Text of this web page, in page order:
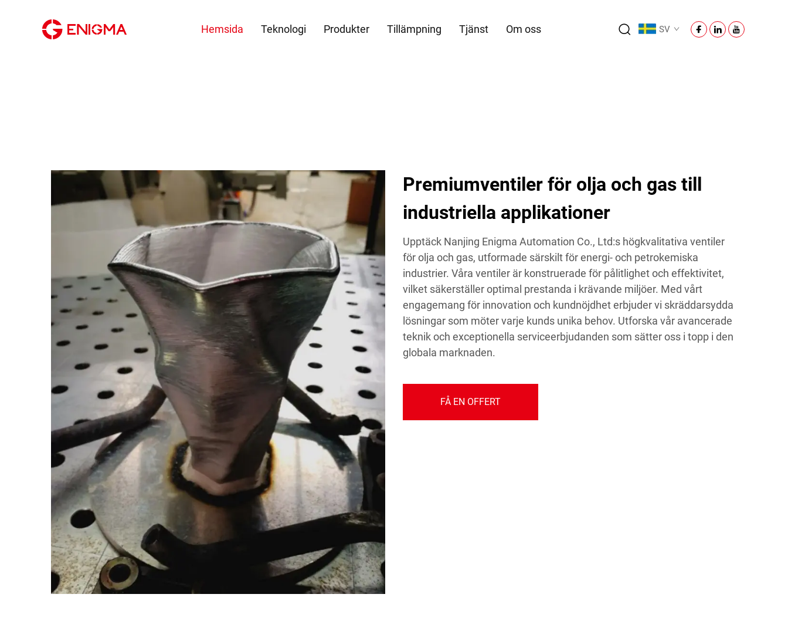
Hemsida Teknologi Produkter Tillämpning Tjänst Om oss SV
Premiumventiler för olja och gas till
industriella applikationer
Upptäck Nanjing Enigma Automation Co., Ltd:s högkvalitativa ventiler
för olja och gas, utformade särskilt för energi- och petrokemiska
industrier. Våra ventiler är konstruerade för pålitlighet och effektivitet,
vilket säkerställer optimal prestanda i krävande miljöer. Med vårt
engagemang för innovation och kundnöjdhet erbjuder vi skräddarsydda
lösningar som möter varje kunds unika behov. Utforska vår avancerade
teknik och exceptionella serviceerbjudanden som sätter oss i topp i den
globala marknaden.
FÅ EN OFFERT